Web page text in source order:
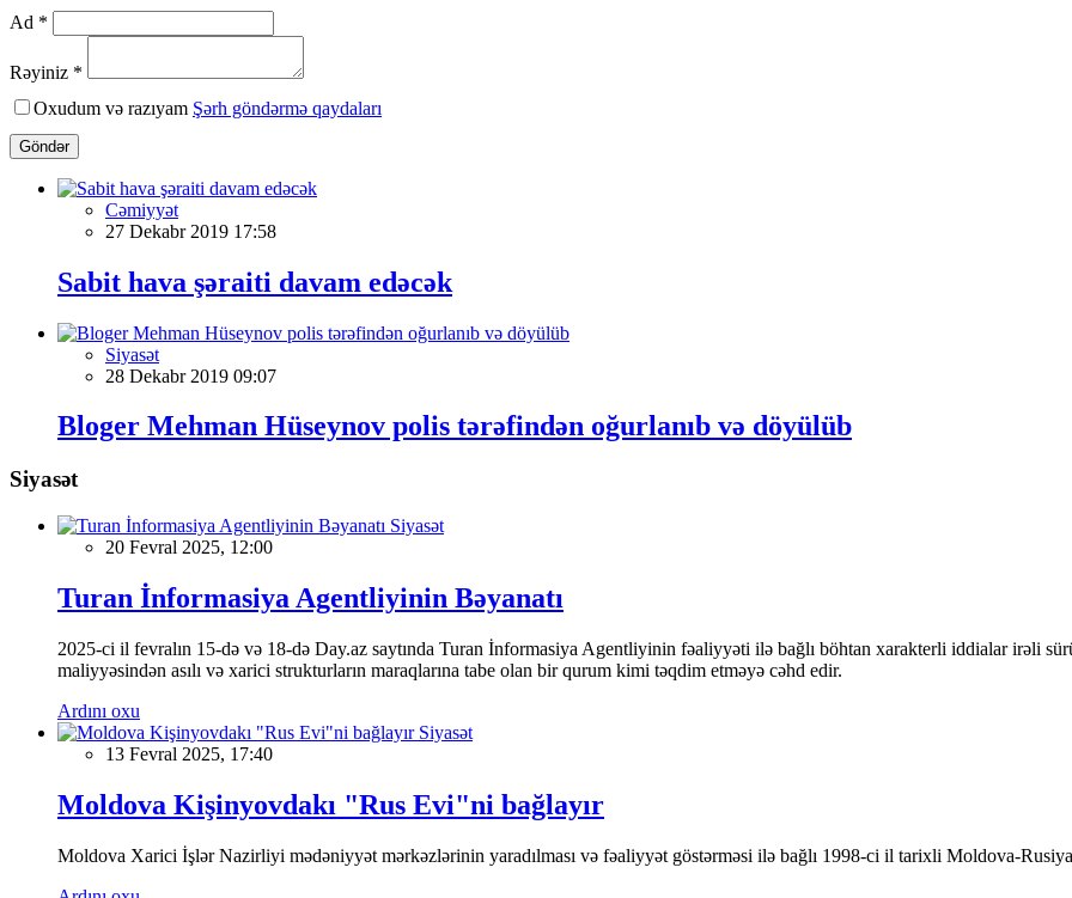
Ad *
Rəyiniz *
Oxudum və razıyam Şərh göndərmə qaydaları
Göndər
Cəmiyyət
27 Dekabr 2019 17:58
Sabit hava şəraiti davam edəcək
Siyasət
28 Dekabr 2019 09:07
Bloger Mehman Hüseynov polis tərəfindən oğurlanıb və döyülüb
Siyasət
Siyasət
20 Fevral 2025, 12:00
Turan İnformasiya Agentliyinin Bəyanatı
2025-ci il fevralın 15-də və 18-də Day.az saytında Turan İnformasiya Agentliyinin fəaliyyəti ilə bağlı böhtan xarakterli iddialar irəli
maliyyəsindən asılı və xarici strukturların maraqlarına tabe olan bir qurum kimi təqdim etməyə cəhd edir.
Ardını oxu
Siyasət
13 Fevral 2025, 17:40
Moldova Kişinyovdakı "Rus Evi"ni bağlayır
Moldova Xarici İşlər Nazirliyi mədəniyyət mərkəzlərinin yaradılması və fəaliyyət göstərməsi ilə bağlı 1998-ci il tarixli Moldova-